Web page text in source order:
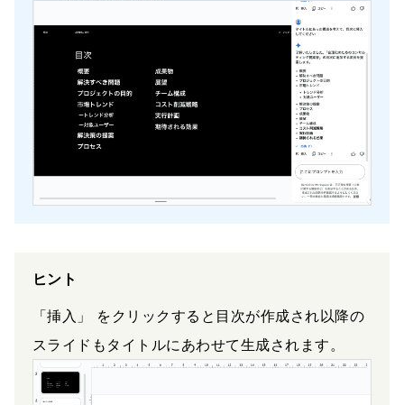
ヒント
「挿入」 をクリックすると目次が作成され以降の
スライドもタイトルにあわせて生成されます。